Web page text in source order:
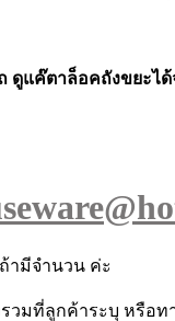
ดูแค๊ตาล็อคถังขยะไ
ามีจำนวน ค่ะ
วมที่ลูกค้าระบุ หรือท